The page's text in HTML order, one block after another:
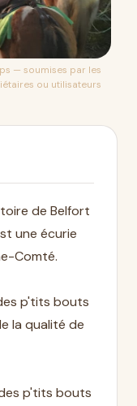
— soumises par les
ou utilisateurs
de Belfort
une écurie
Comté.
p'tits bouts
la qualité de
p'tits bouts